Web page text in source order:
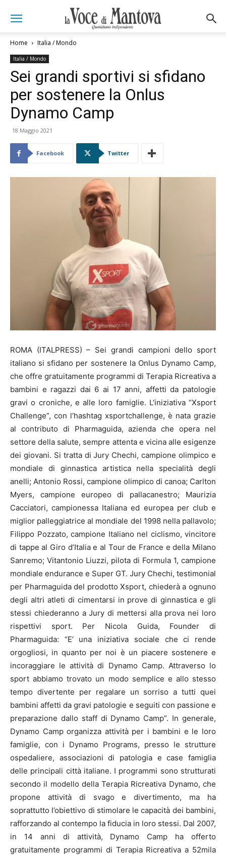
Home Italia / Mondo
Italia / Mondo
Sei grandi sportivi si sfidano
per sostenere la Onlus
Dynamo Camp
18 Maggio 2021
Facebook Twitter
ROMA (ITALPRESS) – Sei grandi campioni dello sport
italiano si sfidano per sostenere la Onlus Dynamo Camp,
che offre gratuitamente programmi di Terapia Ricreativa a
bambini e ragazzi dai 6 ai 17 anni, affetti da patologie
gravi o croniche, e alle loro famiglie. L’iniziativa “Xsport
Challenge”, con l’hashtag xsportchallenge, è nata grazie
al contributo di Pharmaguida, azienda che opera nel
settore della salute, sempre attenta e vicina alle esigenze
dei giovani. Si tratta di Jury Chechi, campione olimpico e
mondiale di ginnastica artistica nella specialità degli
anelli; Antonio Rossi, campione olimpico di canoa; Carlton
Myers, campione europeo di pallacanestro; Maurizia
Cacciatori, campionessa Italiana ed europea per club e
miglior palleggiatrice al mondiale del 1998 nella pallavolo;
Filippo Pozzato, campione Italiano nel ciclismo, vincitore
di tappe al Giro d’Italia e al Tour de France e della Milano
Sanremo; Vitantonio Liuzzi, pilota di Formula 1, campione
mondiale endurance e Super GT. Jury Chechi, testimonial
per Pharmaguida del prodotto Xsport, chiederà a ognuno
degli altri atleti di cimentarsi in prove di ginnastica e gli
stessi chiederanno a Jury di mettersi alla prova nei loro
rispettivi sport. Per Nicola Guida, Founder di
Pharmaguida: “E’ una iniziativa sociale che ci rende
orgogliosi, in quanto per noi è un piacere sostenere e
incoraggiare le attività di Dynamo Camp. Attraverso lo
sport abbiamo trovato un modo semplice e allo stesso
tempo divertente per regalare un sorriso a tutti quei
bambini affetti da gravi patologie e seguiti con passione e
preparazione dallo staff di Dynamo Camp”. In generale,
Dynamo Camp organizza attività per i bambini e le loro
famiglie, con i Dynamo Programs, presso le strutture
ospedaliere, associazioni di patologia e case famiglia
delle principali città italiane. I programmi sono strutturati
secondo il modello della Terapia Ricreativa Dynamo, che
propone attività di svago e divertimento, ma ha
soprattutto l’obiettivo di stimolare le capacità dei bambini,
rafforzando al contempo la fiducia in loro stessi. Dal 2007,
in 14 anni di attività, Dynamo Camp ha offerto
gratuitamente programmi di Terapia Ricreativa a 52mila